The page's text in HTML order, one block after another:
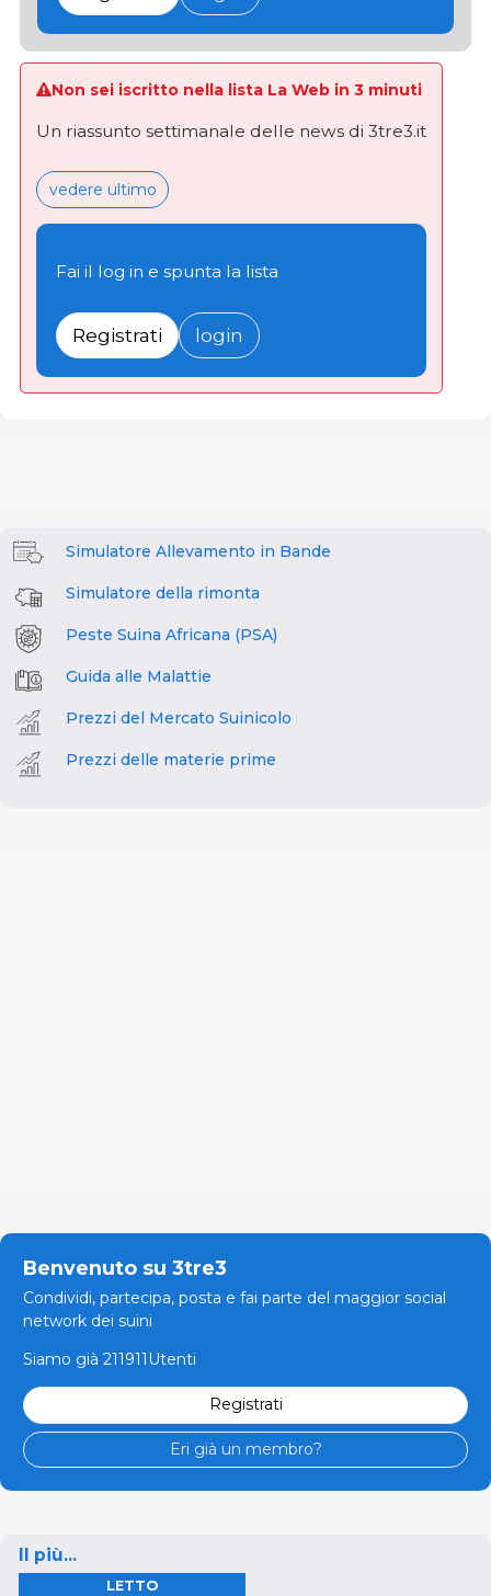
Non sei iscritto nella lista La Web in 3 minuti
Un riassunto settimanale delle news di 3tre3.it
vedere ultimo
Fai il log in e spunta la lista
Registrati login
Simulatore Allevamento in Bande
Simulatore della rimonta
Peste Suina Africana (PSA)
Guida alle Malattie
Prezzi del Mercato Suinicolo
Prezzi delle materie prime
Benvenuto su 3tre3
Condividi, partecipa, posta e fai parte del maggior social
network dei suini
Siamo già 211911Utenti
Registrati
Eri già un membro?
Il più...
LETTO